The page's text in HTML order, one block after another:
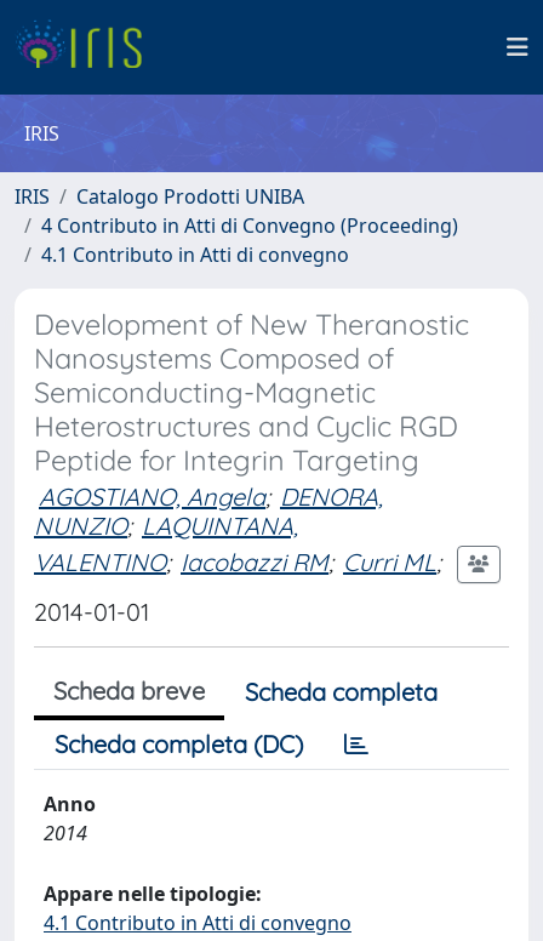
IRIS
IRIS
Catalogo Prodotti UNIBA
4 Contributo in Atti di Convegno (Proceeding)
4.1 Contributo in Atti di convegno
Development of New Theranostic
Nanosystems Composed of
Semiconducting-Magnetic
Heterostructures and Cyclic RGD
Peptide for Integrin Targeting
AGOSTIANO, Angela; DENORA,
NUNZIO; LAQUINTANA,
VALENTINO; Iacobazzi RM; Curri ML;
2014-01-01
Scheda breve
Scheda completa
Scheda completa (DC)
Anno
2014
Appare nelle tipologie:
4.1 Contributo in Atti di convegno